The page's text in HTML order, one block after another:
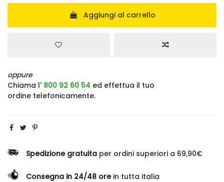
Aggiungi al carrello
oppure
Chiama l' 800 92 60 54 ed effettua il tuo
ordine telefonicamente.
Spedizione gratuita per ordini superiori a 69,90€
Consegna in 24/48 orein tutta italia